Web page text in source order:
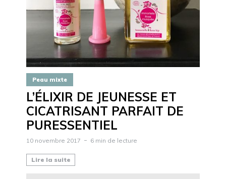
Peau mixte
L’ÉLIXIR DE JEUNESSE ET
CICATRISANT PARFAIT DE
PURESSENTIEL
10 novembre 2017 6 min de lecture
Lire la suite